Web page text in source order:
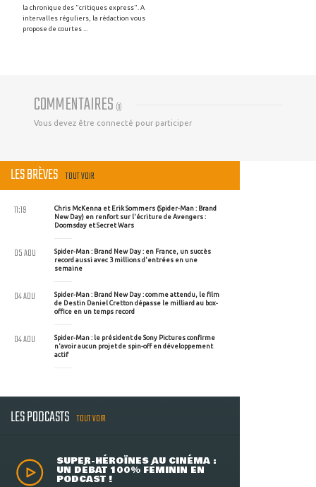
la chronique des "critiques express". A
intervalles réguliers, la rédaction vous
propose de courtes ...
COMMENTAIRES (0)
Vous devez être connecté pour participer
LES BRÈVES TOUT VOIR
Chris McKenna et Erik Sommers (Spider-Man : Brand
New Day) en renfort sur l'écriture de Avengers :
Doomsday et Secret Wars
11:19
Spider-Man : Brand New Day : en France, un succès
record aussi avec 3 millions d'entrées en une
semaine
05 AOU
Spider-Man : Brand New Day : comme attendu, le film
de Destin Daniel Cretton dépasse le milliard au box-
office en un temps record
04 AOU
Spider-Man : le président de Sony Pictures confirme
n'avoir aucun projet de spin-off en développement
actif
04 AOU
LES PODCASTS TOUT VOIR
SUPER-HÉROÏNES AU CINÉMA :
UN DÉBAT 100% FÉMININ EN
PODCAST !